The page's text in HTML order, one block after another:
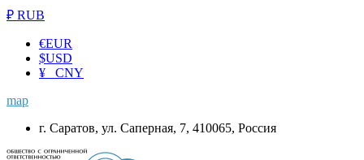
₽ RUB
€EUR
$USD
¥ CNY
map
г. Саратов, ул. Саперная, 7, 410065, Россия